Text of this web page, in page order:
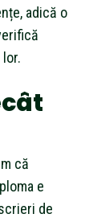
adică o
că
e
de